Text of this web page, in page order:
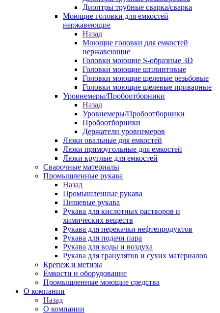
Диоптры трубные сварка/сварка
Моющие головки для емкостей
нержавеющие
Назад
Моющие головки для емкостей
нержавеющие
Головки моющие S-образные 3D
Головки моющие шплинтовые
Головки моющие щелевые резьбовые
Головки моющие щелевые приварные
Уровнемеры/Пробоотборники
Назад
Уровнемеры/Пробоотборники
Пробоотборники
Держатели уровнемеров
Люки овальные для емкостей
Люки прямоугольные для емкостей
Люки круглые для емкостей
Сварочные материалы
Промышленные рукава
Назад
Промышленные рукава
Пищевые рукава
Рукава для кислотных растворов и
химических веществ
Рукава для перекачки нефтепродуктов
Рукава для подачи пара
Рукава для воды и воздуха
Рукава для гранулятов и сухих материалов
Крепеж и метизы
Ёмкости и оборудование
Промышленные моющие средства
О компании
Назад
О компании